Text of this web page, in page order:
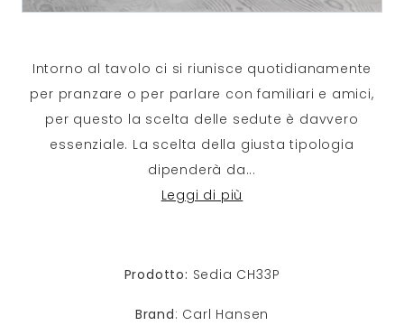
Intorno al tavolo ci si riunisce quotidianamente
per pranzare o per parlare con familiari e amici,
per questo la scelta delle sedute è davvero
essenziale. La scelta della giusta tipologia
dipenderà da...
Leggi di più
Prodotto: Sedia CH33P
Brand: Carl Hansen